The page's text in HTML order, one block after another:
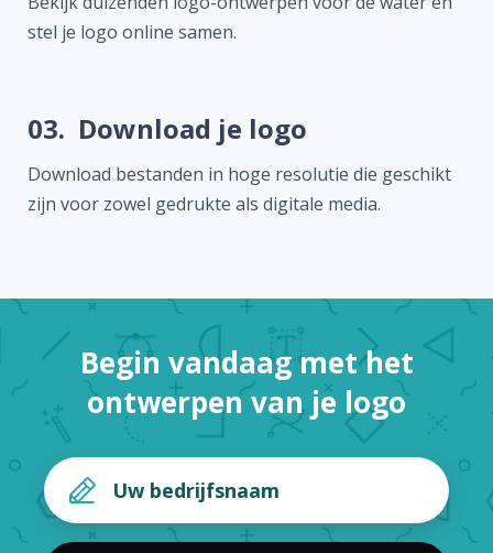
stel je logo online samen.
03. Download je logo
Download bestanden in hoge resolutie die geschikt
zijn voor zowel gedrukte als digitale media.
Begin vandaag met het
ontwerpen van je logo